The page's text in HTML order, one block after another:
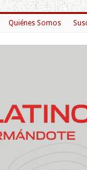
Quiénes Somos